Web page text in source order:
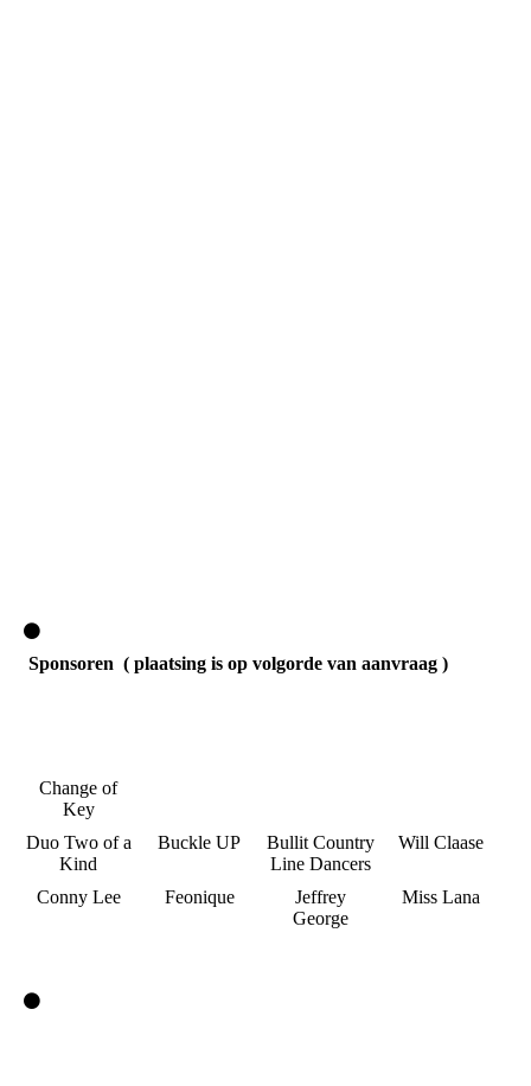
Sponsoren ( plaatsing is op volgorde van aanvraag )
Change of
Key
Duo Two of a
Kind
Buckle UP
Bullit Country
Line Dancers
Will Claase
Conny Lee Feonique
Jeffrey
George
Miss Lana